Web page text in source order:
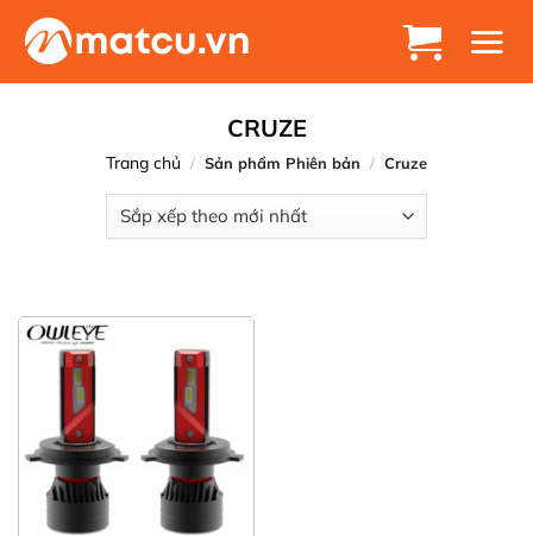
Chuyển
đến
CRUZE
Trang chủ / Sản phẩm Phiên bản / Cruze